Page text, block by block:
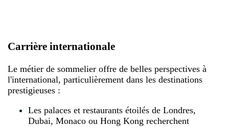
Carrière internationale
Le métier de sommelier offre de belles perspectives à
l'international, particulièrement dans les destinations
prestigieuses :
Les palaces et restaurants étoilés de Londres,
Dubai, Monaco ou Hong Kong recherchent